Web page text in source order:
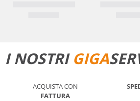
I NOSTRI GIGA
ACQUISTA CON
FATTURA